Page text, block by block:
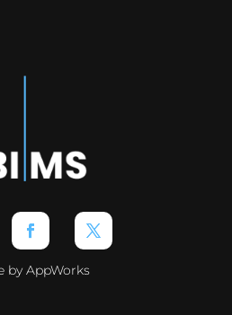
by AppWorks